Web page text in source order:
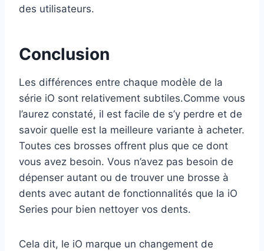
des utilisateurs.
Conclusion
Les différences entre chaque modèle de la
série iO sont relativement subtiles.Comme vous
l’aurez constaté, il est facile de s’y perdre et de
savoir quelle est la meilleure variante à acheter.
Toutes ces brosses offrent plus que ce dont
vous avez besoin. Vous n’avez pas besoin de
dépenser autant ou de trouver une brosse à
dents avec autant de fonctionnalités que la iO
Series pour bien nettoyer vos dents.
Cela dit, le iO marque un changement de